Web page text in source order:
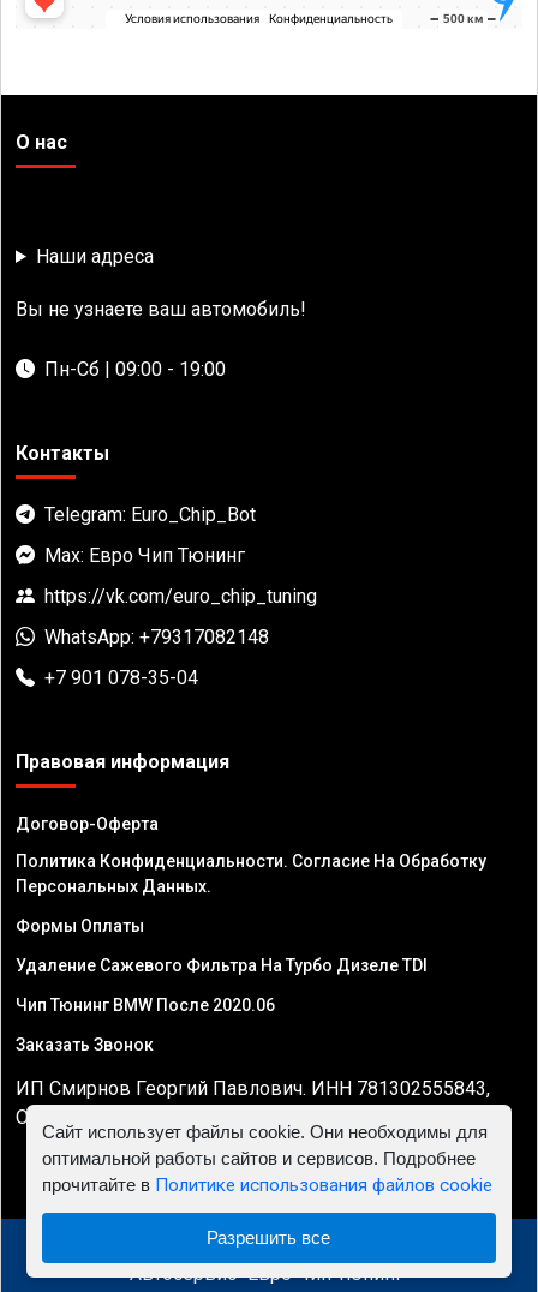
О нас
Наши адреса
Вы не узнаете ваш автомобиль!
Пн-Сб | 09:00 - 19:00
Контакты
Telegram: Euro_Chip_Bot
Max: Евро Чип Тюнинг
https://vk.com/euro_chip_tuning
WhatsApp: +79317082148
+7 901 078-35-04
Правовая информация
Договор-Оферта
Политика Конфиденциальности. Согласие На Обработку
Персональных Данных.
Формы Оплаты
Удаление Сажевого Фильтра На Турбо Дизеле TDI
Чип Тюнинг BMW После 2020.06
Заказать Звонок
ИП Смирнов Георгий Павлович. ИНН 781302555843,
ОГРНИП 324470400032610
© 2010 - 2026 Чип тюнинг двигателя автомобиля -
Автосервис "Евро Чип Тюнинг"
Сайт использует файлы cookie. Они необходимы для
оптимальной работы сайтов и сервисов. Подробнее
прочитайте в Политике использования файлов cookie
Разрешить все